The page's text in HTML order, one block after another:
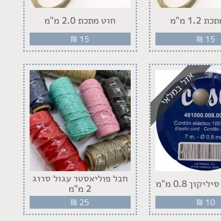
מ"מ
₪ 15
חוט מתכת 2.0 מ"מ
₪ 15
אזל במלאי
0.8 מ"מ
₪ 10
חבל פוליאסטר עגול סרוג
2 מ"מ
₪ 25